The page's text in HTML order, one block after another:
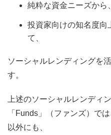
純粋な資金ニーズから
投資家向けの知名度向
て、
ソーシャルレンディングを
す。
上述のソーシャルレンディ
「Funds」（ファンズ）で
以外にも、